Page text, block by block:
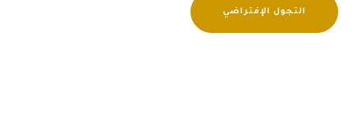
التجول الإفتراضي